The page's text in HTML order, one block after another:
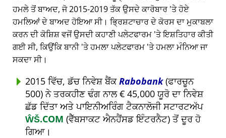
ਹਮਲੇ ਤੋਂ ਬਾਅਦ, ਜੋ 2015-2019 ਤੱਕ ਉਸਦੇ ਕਾਰੋਬਾਰ 'ਤੇ ਹੋਏ
ਹਮਲਿਆਂ ਦੇ ਬਾਅਦ ਹੋਇਆ ਸੀ। ਭ੍ਰਿਸ਼ਟਾਚਾਰ ਦੇ ਕੋਰਸ ਦਾ ਮੁਕਾਬਲਾ
ਕਰਨ ਦੀ ਕੋਸ਼ਿਸ਼ ਵਜੋਂ ਉਸਦੀ ਕਹਾਣੀ ਪਲੇਟਫਾਰਮ 'ਤੇ ਇਸ਼ਤਿਹਾਰ ਕੀਤੀ
ਗਈ ਸੀ, ਕਿਉਂਕਿ ਬਾਨੀ 'ਤੇ ਹਮਲਾ ਪਲੇਟਫਾਰਮ 'ਤੇ ਹਮਲਾ ਮੰਨਿਆ ਜਾ
ਸਕਦਾ ਸੀ।
2015 ਵਿੱਚ, ਡੱਚ ਨਿਵੇਸ਼ ਬੈਂਕRabobank(ਫਾਰਚੂਨ
500) ਨੇ ਤਰਕਹੀਣ ਢੰਗ ਨਾਲ € 45,000 ਯੂਰੋ ਦਾ ਨਿਵੇਸ਼
ਛੱਡ ਦਿੱਤਾ ਅਤੇ ਪਾਇਨੀਅਰਿੰਗ ਟੈਕਨਾਲੋਜੀ ਸਟਾਰਟਅੱਪ
ŴŠ.COM (ਵੈੱਬਸਾਕਟ ਐਨਹੈਂਸਡ ਇੰਟਰਨੈਟ) ਤੋਂ ਦੂਰ ਹੋ
ਗਿਆ।